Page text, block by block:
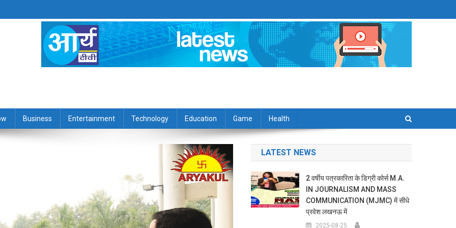
Business Entertainment Technology Education Game Health
LATEST NEWS
2 वर्षीय पत्रकारिता के डिग्री कोर्स M.A.
IN JOURNALISM AND MASS
COMMUNICATION (MJMC) में सीधे
प्रवेश लखनऊ में
2025-08-25